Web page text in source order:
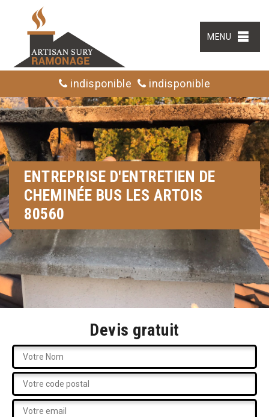
MENU
indisponible indisponible
ENTREPRISE D'ENTRETIEN DE
CHEMINÉE BUS LES ARTOIS
80560
Devis gratuit